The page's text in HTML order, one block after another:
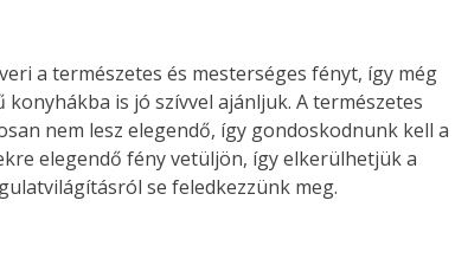
a természetes és mesterséges fényt, így még
is jó szívvel ajánljuk. A természetes
nem lesz elegendő, így gondoskodnunk kell a
elegendő fény vetüljön, így elkerülhetjük a
se feledkezzünk meg.